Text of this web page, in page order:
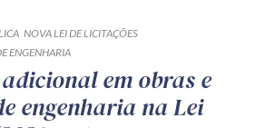
NOVA LEI DE LICITAÇÕES
ENGENHARIA
em obras e
engenharia na Lei